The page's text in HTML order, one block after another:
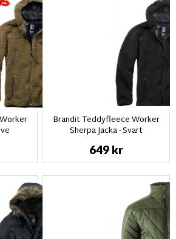
Brandit Teddyfleece Worker
Sherpa Jacka - Svart
649 kr